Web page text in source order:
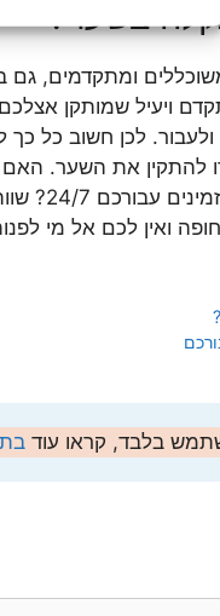
בשער?
ומתקדמים, גם
ויעיל שמותקן
לכן חשוב כל כך
להתקין את השער.
האמת? והאם
ואין לכם אל מי
בלבד, קראו עוד